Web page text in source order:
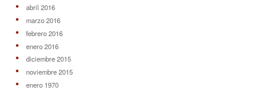
abril 2016
marzo 2016
febrero 2016
enero 2016
diciembre 2015
noviembre 2015
enero 1970